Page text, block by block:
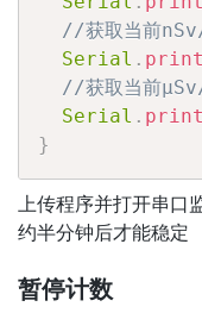
//获取当前
Serial .
//获取当前
Serial .
}
上传程序并打开串口
约半分钟后才能稳定
暂停计数